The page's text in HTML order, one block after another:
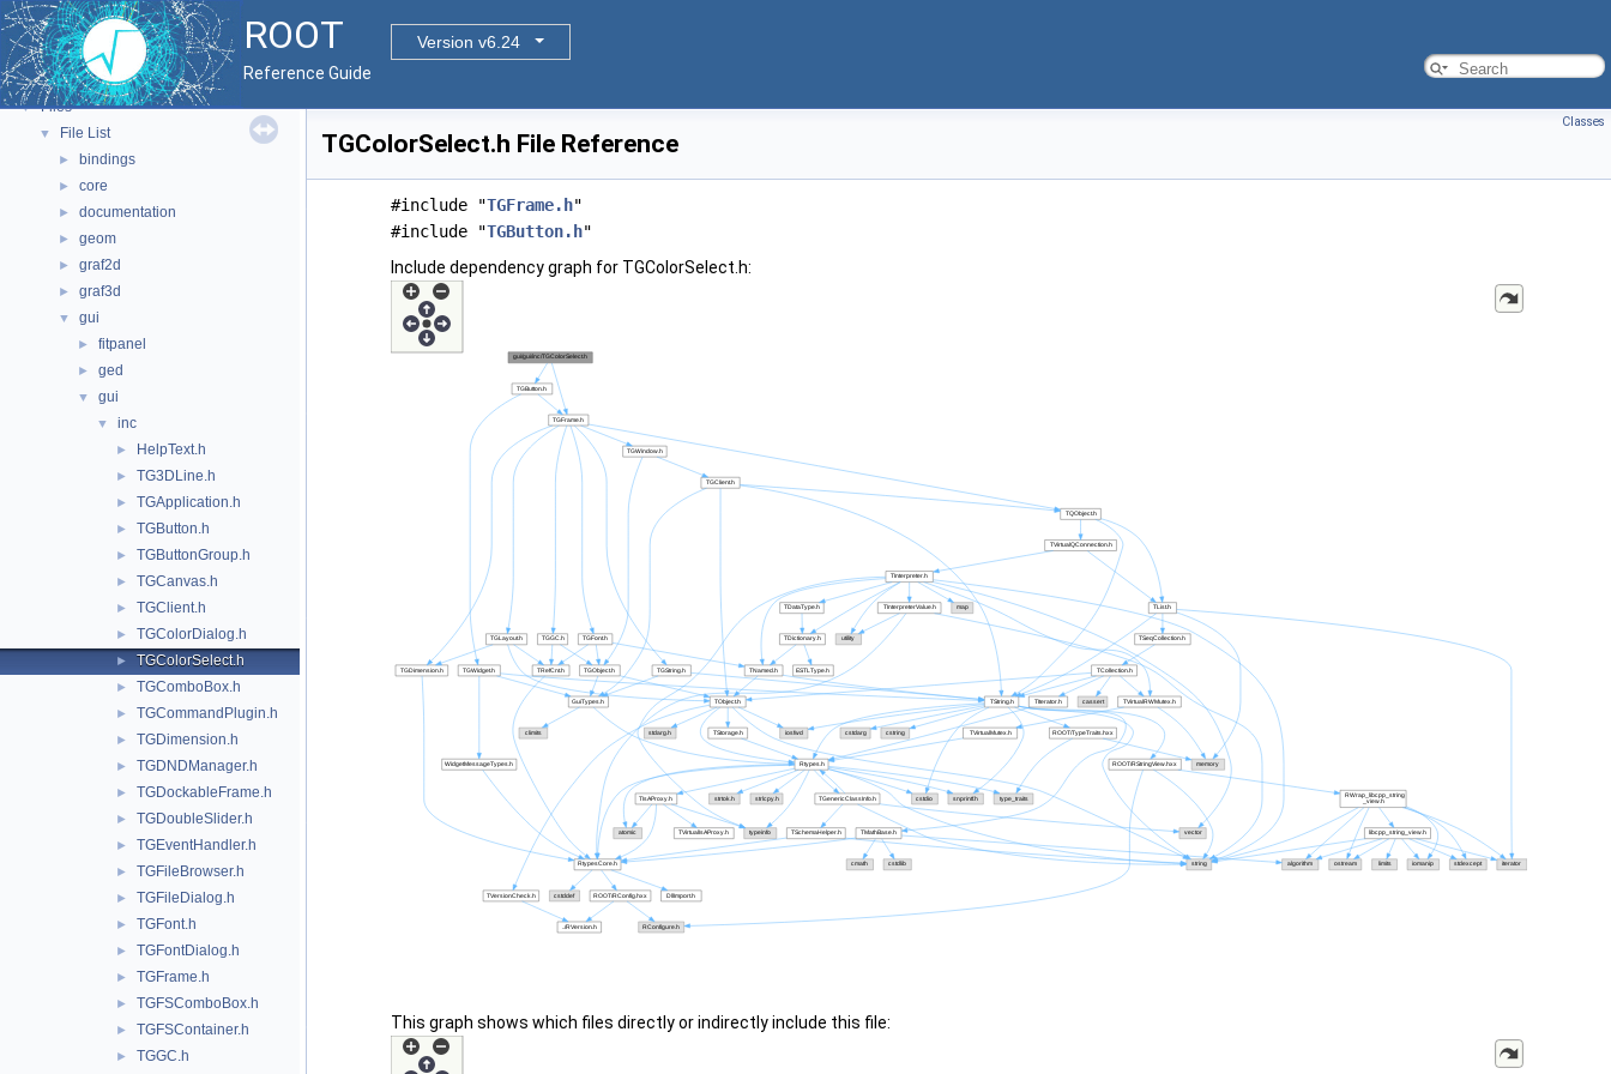
ROOT
Version v6.24
Reference Guide
► Functional Parts
► Namespaces
► All Classes
▼ Files
▼ File List
► bindings
► core
► documentation
► geom
► graf2d
► graf3d
▼ gui
► fitpanel
► ged
▼ gui
▼ inc
► HelpText.h
► TG3DLine.h
► TGApplication.h
► TGButton.h
► TGButtonGroup.h
► TGCanvas.h
► TGClient.h
► TGColorDialog.h
► TGColorSelect.h
► TGComboBox.h
► TGCommandPlugin.h
► TGDimension.h
► TGDNDManager.h
► TGDockableFrame.h
► TGDoubleSlider.h
► TGEventHandler.h
► TGFileBrowser.h
► TGFileDialog.h
► TGFont.h
► TGFontDialog.h
► TGFrame.h
► TGFSComboBox.h
► TGFSContainer.h
► TGGC.h
Classes
TGColorSelect.h File Reference
#include "TGFrame.h"
#include "TGButton.h"
Include dependency graph for TGColorSelect.h:
This graph shows which files directly or indirectly include this file: